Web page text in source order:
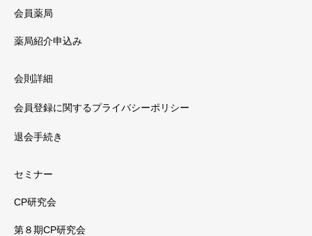
会員薬局
薬局紹介申込み
会則詳細
会員登録に関するプライバシーポリシー
退会手続き
セミナー
CP研究会
第８期CP研究会